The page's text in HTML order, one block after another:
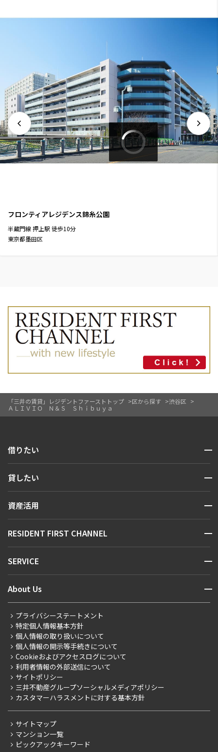
「三井の賃貸」レジデントファーストトップ 区から探す
渋谷区
ＡＬＩＶＩＯ Ｎ＆Ｓ Ｓｈｉｂｕｙａ
フロンティアレジデンス錦糸公園
半蔵門線 押上駅 徒歩10分
東京都墨田区
借りたい 開閉
人気エリアから探す
新着情報から探す
新着募集情報
こだわりから探す
こだわり一覧
プレミアムマンション
新築
当社限定（港区・渋谷区）
当社限定（港区・渋谷区以外）
三井不動産企画
賃料改定
フリーレント
貸したい 開閉
お問い合わせ
資産活用 開閉
お問い合わせ
RESIDENT FIRST CHANNEL 開閉
マンションレポート
住まいのコラム
SERVICE 開閉
会員ページ
ご入居・提携サービス
お部屋探しからご契約まで
よくあるご質問
社宅紹介
【仲介会社様向け】当社仲介事業部取り扱い物件入居申込
About Us 開閉
会社情報
事業案内
採用情報
ニュースリリース
お問い合わせ
プライバシーステートメント
特定個人情報基本方針
個人情報の取り扱いについて
個人情報の開示等手続きについて
Cookieおよびアクセスログについて
利用者情報の外部送信について
サイトポリシー
三井不動産グループソーシャルメディアポリシー
カスタマーハラスメントに対する基本方針
サイトマップ
マンション一覧
ピックアックキーワード